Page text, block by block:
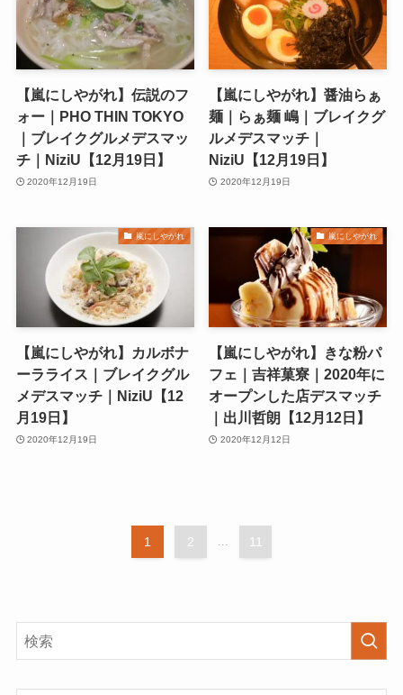
【嵐にしやがれ】伝説のフ
ォー｜PHO THIN TOKYO
｜ブレイクグルメデスマッ
チ｜NiziU【12月19日】
2020年12月19日
【嵐にしやがれ】醤油らぁ
麺｜らぁ麺 嶋｜ブレイクグ
ルメデスマッチ｜
NiziU【12月19日】
2020年12月19日
嵐にしやがれ
【嵐にしやがれ】カルボナ
ーラライス｜ブレイクグル
メデスマッチ｜NiziU【12
月19日】
2020年12月19日
嵐にしやがれ
【嵐にしやがれ】きな粉パ
フェ｜吉祥菓寮｜2020年に
オープンした店デスマッチ
｜出川哲朗【12月12日】
2020年12月12日
1 2 ... 11